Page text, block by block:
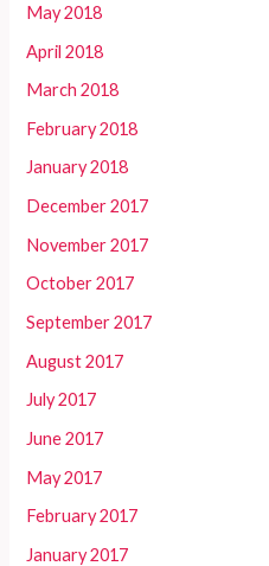
May 2018
April 2018
March 2018
February 2018
January 2018
December 2017
November 2017
October 2017
September 2017
August 2017
July 2017
June 2017
May 2017
February 2017
January 2017